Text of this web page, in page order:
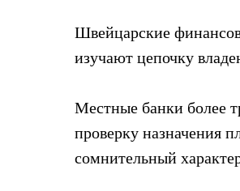
Швейцарские
изучают цепочку
Местные банки более
проверку назначения
сомнительный